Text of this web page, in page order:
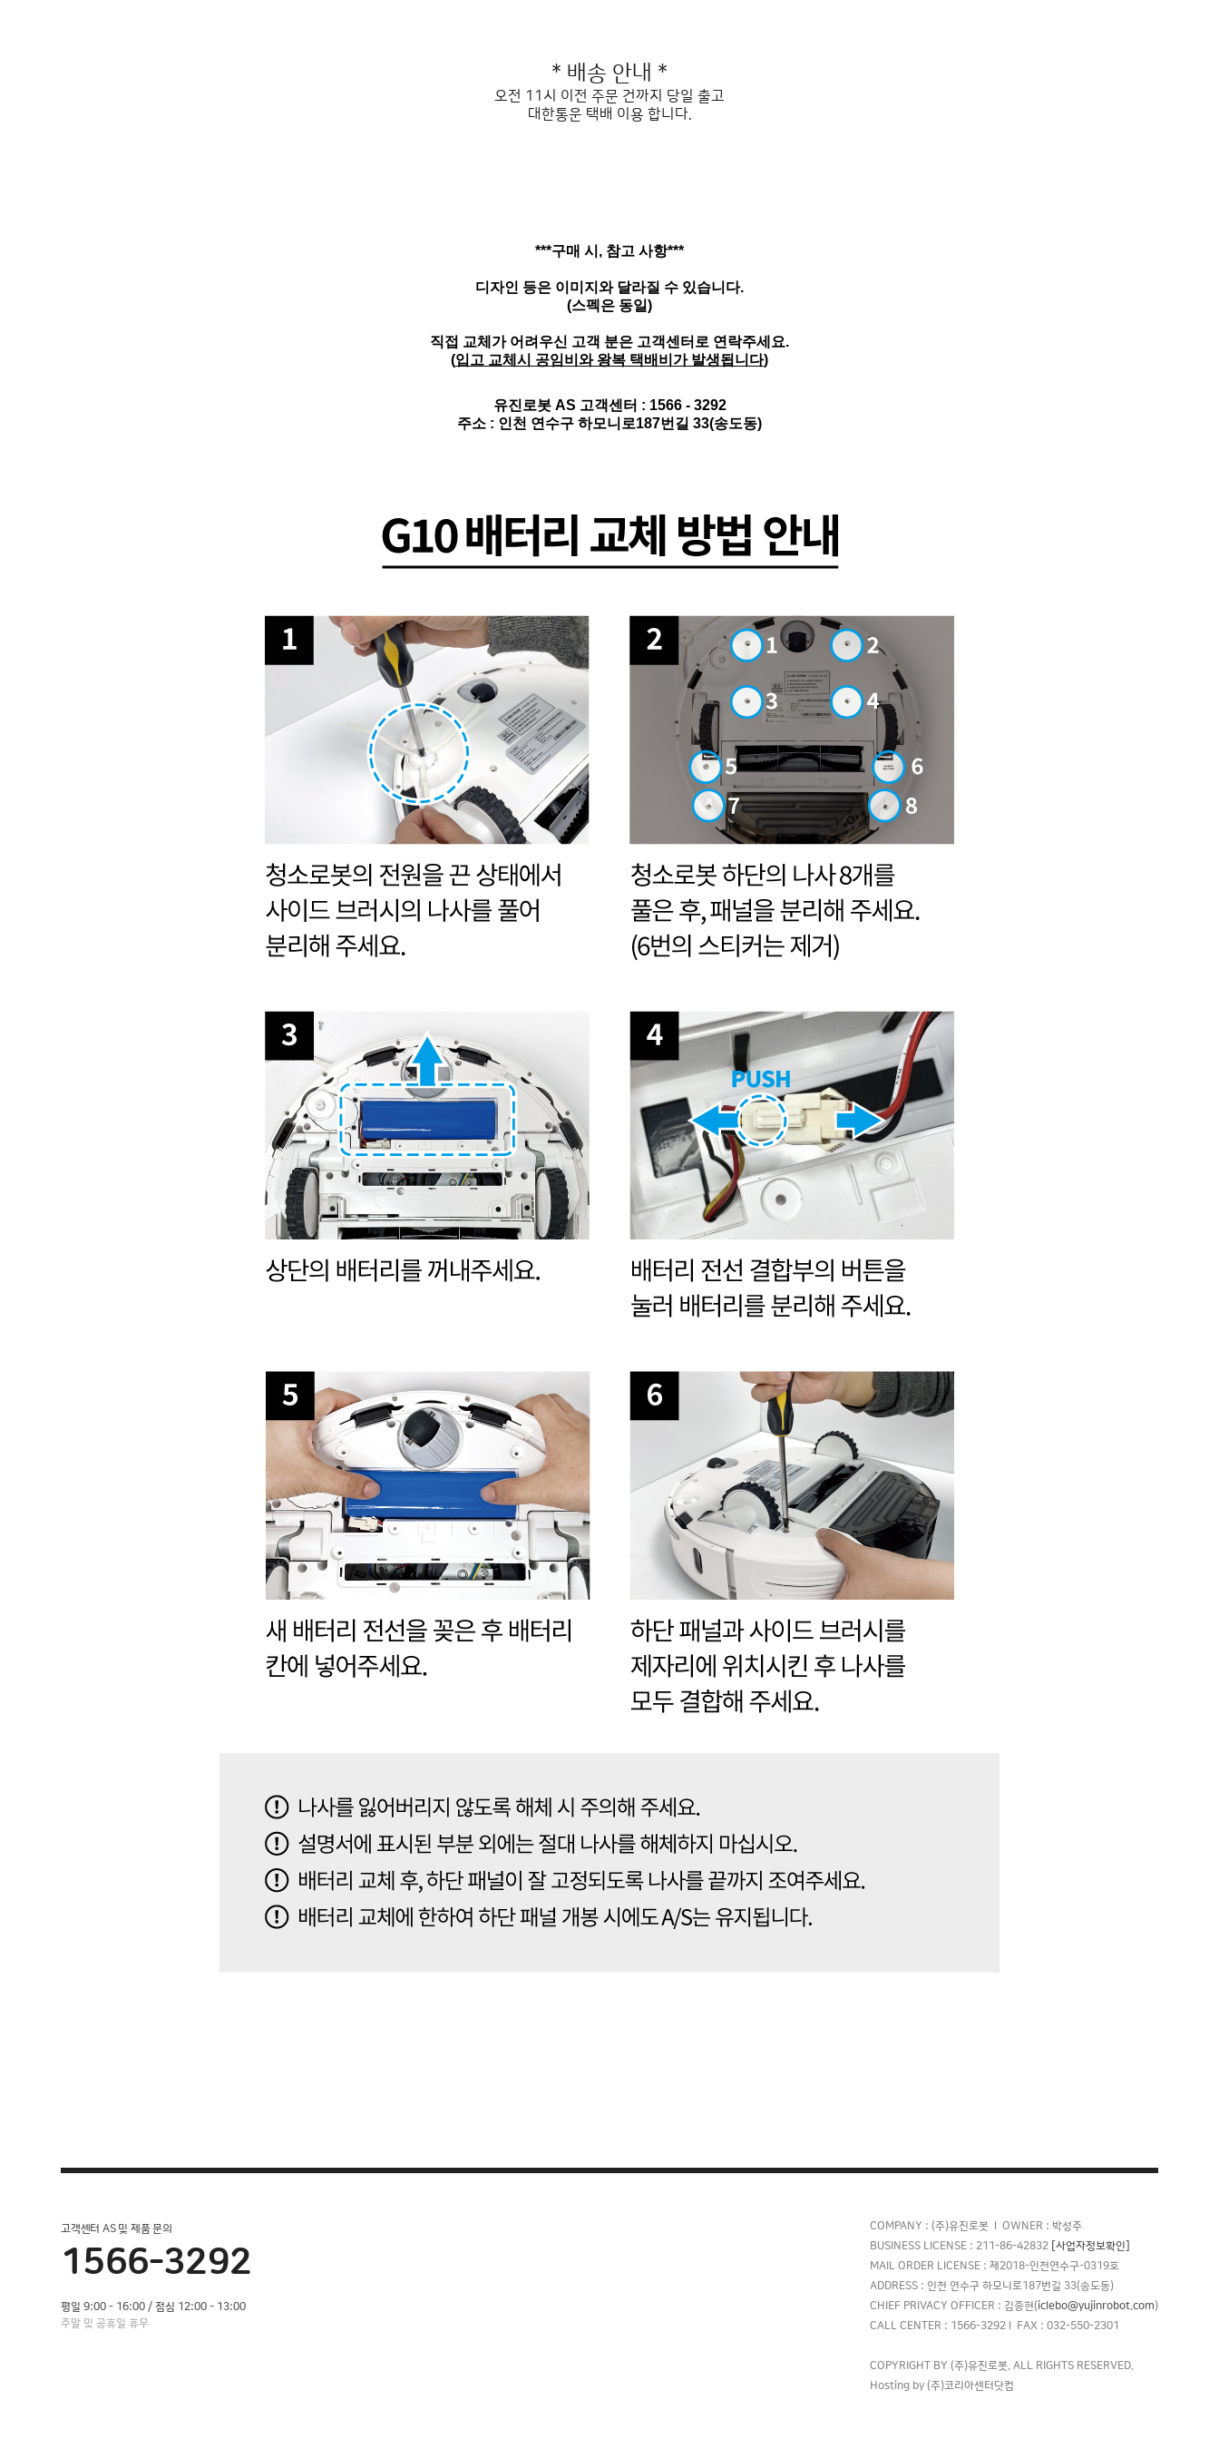
* 배송 안내 *
오전 11시 이전 주문 건까지 당일 출고
대한통운 택배 이용 합니다.
***구매 시, 참고 사항***
디자인 등은 이미지와 달라질 수 있습니다.
(스펙은 동일)
직접 교체가 어려우신 고객 분은 고객센터로 연락주세요.
(입고 교체시 공임비와 왕복 택배비가 발생됩니다)
유진로봇 AS 고객센터 : 1566 - 3292
주소 : 인천 연수구 하모니로187번길 33(송도동)
고객센터 AS 및 제품 문의
1566-3292
평일 9:00 - 16:00 / 점심 12:00 - 13:00
주말 및 공휴일 휴무
COMPANY : (주)유진로봇 l OWNER : 박성주
BUSINESS LICENSE : 211-86-42832
[사업자정보확인]
MAIL ORDER LICENSE : 제2018-인천연수구-0319호
ADDRESS : 인천 연수구 하모니로187번길 33(송도동)
CHIEF PRIVACY OFFICER : 김종현(iclebo@yujinrobot.com)
CALL CENTER : 1566-3292 l FAX : 032-550-2301
COPYRIGHT BY (주)유진로봇. ALL RIGHTS RESERVED.
Hosting by (주)코리아센터닷컴